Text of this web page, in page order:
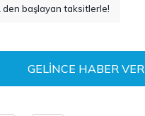
den başlayan taksitlerle!
GELİNCE HABER VER